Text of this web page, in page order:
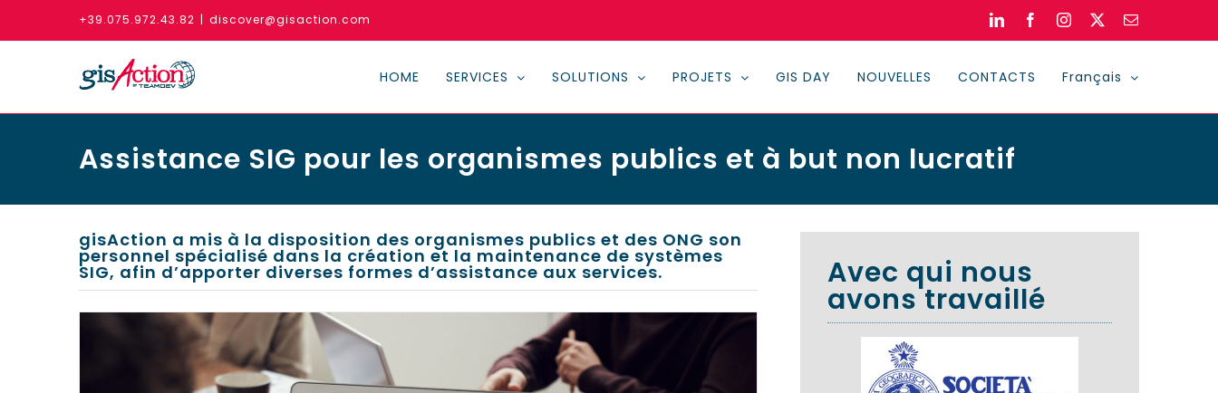
+39.075.972.43.82 | discover@gisaction.com LinkedInFacebookInstagram
HOME SERVICES SOLUTIONS PROJETS GIS DAY NOUVELLES CONTACTS Français
Assistance SIG pour les organismes publics et à but non lucratif
gisAction a mis à la disposition des organismes publics et des ONG son
personnel spécialisé dans la création et la maintenance de systèmes
SIG, afin d’apporter diverses formes d’assistance aux services. Avec qui nous
avons travaillé